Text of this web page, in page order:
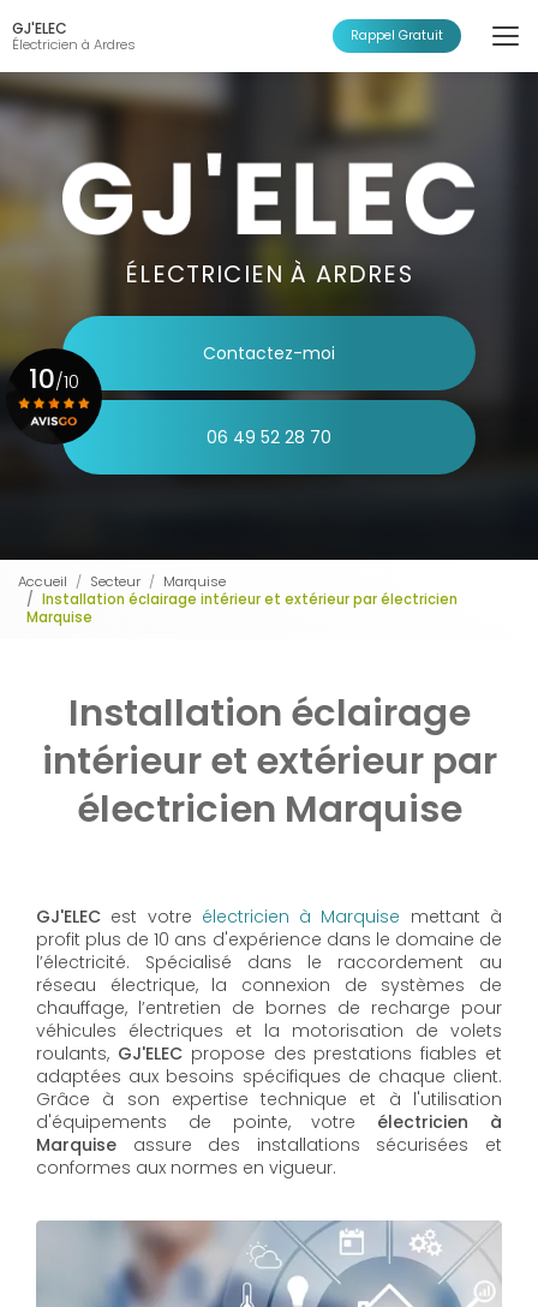
au
contenu
principal
GJ'ELEC
Électricien à Ardres Rappel Gratuit
ÉLECTRICIEN À ARDRES
Contactez-moi
06 49 52 28 70
10/10
Voir le certificat
Accueil Secteur
Marquise
Installation éclairage intérieur et extérieur par électricien
Marquise
Installation éclairage
intérieur et extérieur par
électricien Marquise
GJ'ELEC est votre électricien à Marquise mettant à
profit plus de 10 ans d'expérience dans le domaine de
l’électricité. Spécialisé dans le raccordement au
réseau électrique, la connexion de systèmes de
chauffage, l’entretien de bornes de recharge pour
véhicules électriques et la motorisation de volets
roulants, GJ'ELECpropose des prestations fiables et
adaptées aux besoins spécifiques de chaque client.
Grâce à son expertise technique et à l'utilisation
d'équipements de pointe, votre électricien à
Marquise assure des installations sécurisées et
conformes aux normes en vigueur.